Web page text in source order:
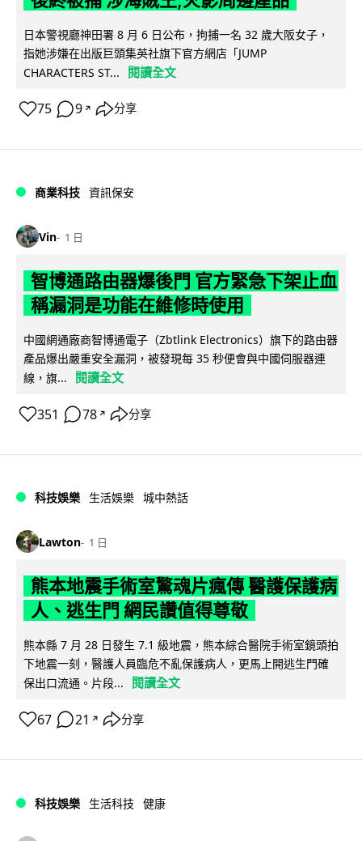
日本警視廳神田署 8 月 6 日公布，拘捕一名 32 歲大阪女子，
指她涉嫌在出版巨頭集英社旗下官方網店「JUMP
CHARACTERS ST...
閱讀全文
75 9 ↗ 分享
商業科技 資訊保安
Vin 1 日
智博通路由器爆後門 官方緊急下架止血
稱漏洞是功能在維修時使用
中國網通廠商智博通電子（Zbtlink Electronics）旗下的路由器
產品爆出嚴重安全漏洞，被發現每 35 秒便會與中國伺服器連
線，旗...
閱讀全文
351 78 ↗ 分享
科技娛樂 生活娛樂 城中熱話
Lawton 1 日
熊本地震手術室驚魂片瘋傳 醫護保護病
人、逃生門 網民讚值得尊敬
熊本縣 7 月 28 日發生 7.1 級地震，熊本綜合醫院手術室鏡頭拍
下地震一刻，醫護人員臨危不亂保護病人，更馬上開逃生門確
保出口流通。片段...
閱讀全文
67 21 ↗ 分享
科技娛樂 生活科技 健康